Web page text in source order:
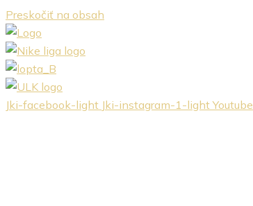
Preskočiť na obsah
Jki-facebook-light Jki-instagram-1-light Youtube